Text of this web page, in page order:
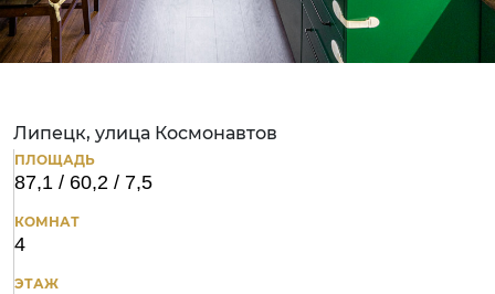
Липецк, улица Космонавтов
ПЛОЩАДЬ
87,1 / 60,2 / 7,5
КОМНАТ
4
ЭТАЖ